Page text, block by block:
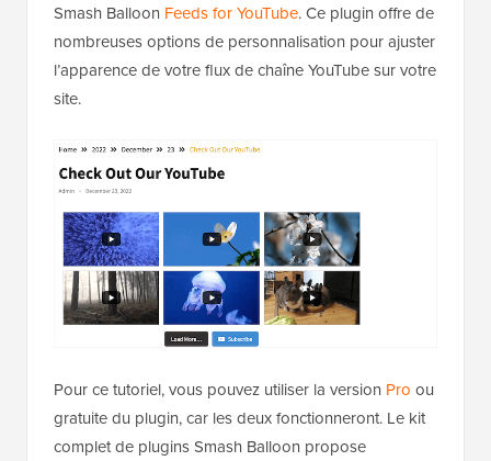
Smash Balloon Feeds for YouTube. Ce plugin offre de
nombreuses options de personnalisation pour ajuster
l’apparence de votre flux de chaîne YouTube sur votre
site.
Pour ce tutoriel, vous pouvez utiliser la version Pro ou
gratuite du plugin, car les deux fonctionneront. Le kit
complet de plugins Smash Balloon propose